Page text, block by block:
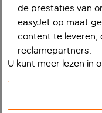
de prestaties van
easyJet op maat
content te leveren,
reclamepartners.
U kunt meer lezen in